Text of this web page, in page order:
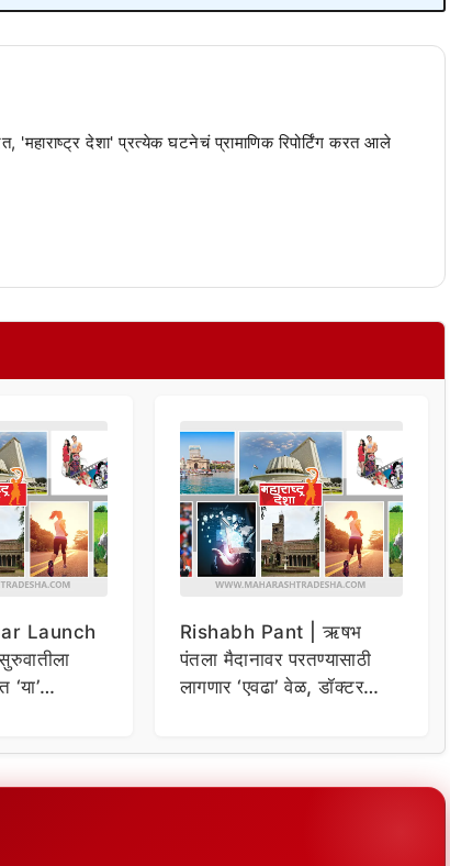
'महाराष्ट्र देशा' प्रत्येक घटनेचं प्रामाणिक रिपोर्टिंग करत आले
Launch
सुरुवातीला
Rishabh Pant | ऋषभ
पंतला मैदानावर परतण्यासाठी
लागणार ‘एवढा’ वेळ, डॉक्टर